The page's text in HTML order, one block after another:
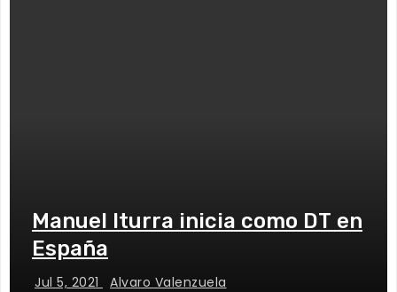
Manuel Iturra inicia como DT en
España
Jul 5, 2021 Alvaro Valenzuela